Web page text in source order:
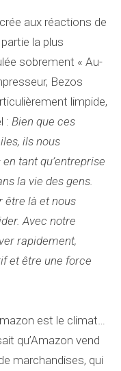
aux réactions de
la plus
sobrement « Au-
Bezos
limpide,
: Bien que ces
ils nous
tant qu’entreprise
la vie des gens.
être là et nous
Avec notre
rapidement,
et être une force
est le climat…
qu’Amazon vend
marchandises, qui